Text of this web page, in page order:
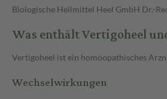
Biologische Heilmittel Heel GmbH Dr.-
Was enthält Vertigoheel
Vertigoheel ist ein homöopathisches
Wechselwirkungen